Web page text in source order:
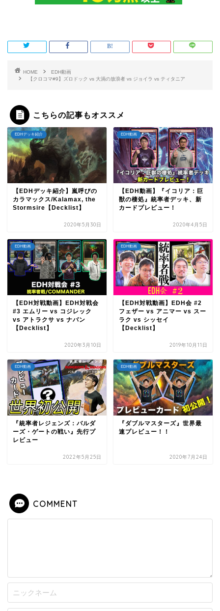
HOME
EDH動画
【クロコマ#9】ズロドック vs 大渦の放浪者 vs ジョイラ vs ティタニア
こちらの記事もオススメ
EDHデッキ紹介
【EDHデッキ紹介】嵐呼びの
カラマックス/Kalamax, the
Stormsire【Decklist】
2020年5月30日
EDH動画
【EDH動画】『イコリア：巨
獣の棲処』統率者デッキ、新
カードプレビュー！
2020年4月5日
EDH動画
【EDH対戦動画】EDH対戦会
#3 エムリー vs コジレック
vs アトラクサ vs ナバン
【Decklist】
2020年3月10日
EDH動画
【EDH対戦動画】EDH会 #2
フェザー vs アニマー vs スー
ラク vs シッセイ
【Decklist】
2019年10月11日
EDH動画
『統率者レジェンズ：バルダ
ーズ・ゲートの戦い』先行プ
レビュー
2022年5月25日
EDH動画
『ダブルマスターズ』世界最
速プレビュー！！
2020年7月24日
COMMENT